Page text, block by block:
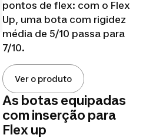
pontos de flex: com o Flex
Up, uma bota com rigidez
média de 5/10 passa para
7/10.
Ver o produto
As botas equipadas
com inserção para
Flex up